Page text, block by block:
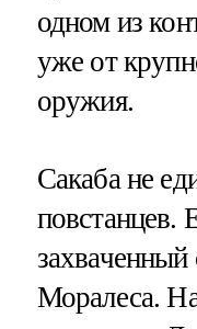
одном из
уже от
оружия.
Сакаба не
повстанцев.
Моралеса.